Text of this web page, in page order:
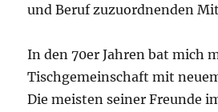
und Beruf zuzuordnenden
In den 70er Jahren bat mich
Tischgemeinschaft mit
Die meisten seiner Freunde